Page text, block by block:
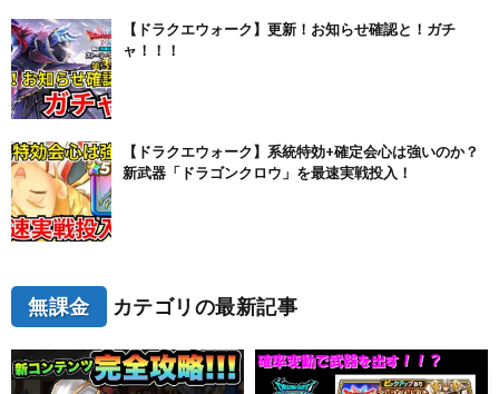
【ドラクエウォーク】更新！お知らせ確認と！ガチ
ャ！！！
【ドラクエウォーク】系統特効+確定会心は強いのか？
新武器「ドラゴンクロウ」を最速実戦投入！
無課金 カテゴリの最新記事